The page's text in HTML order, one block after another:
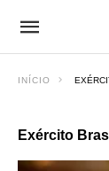
INÍCIO
Exército